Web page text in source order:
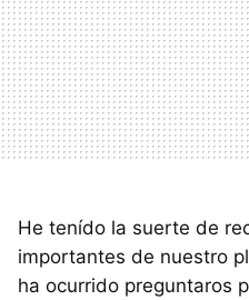
He tenído la suerte de
importantes de nuestro
ha ocurrido preguntaros